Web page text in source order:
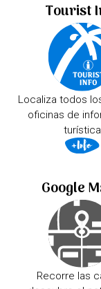
Tourist
Localiza todos
oficinas de
turística
Google
Recorre las